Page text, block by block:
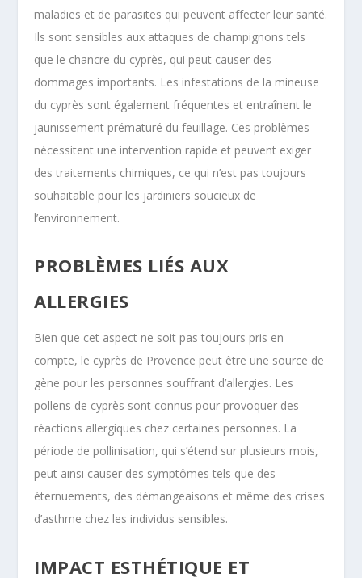
maladies et de parasites qui peuvent affecter leur santé.
Ils sont sensibles aux attaques de champignons tels
que le chancre du cyprès, qui peut causer des
dommages importants. Les infestations de la mineuse
du cyprès sont également fréquentes et entraînent le
jaunissement prématuré du feuillage. Ces problèmes
nécessitent une intervention rapide et peuvent exiger
des traitements chimiques, ce qui n’est pas toujours
souhaitable pour les jardiniers soucieux de
l’environnement.
PROBLÈMES LIÉS AUX
ALLERGIES
Bien que cet aspect ne soit pas toujours pris en
compte, le cyprès de Provence peut être une source de
gène pour les personnes souffrant d’allergies. Les
pollens de cyprès sont connus pour provoquer des
réactions allergiques chez certaines personnes. La
période de pollinisation, qui s’étend sur plusieurs mois,
peut ainsi causer des symptômes tels que des
éternuements, des démangeaisons et même des crises
d’asthme chez les individus sensibles.
IMPACT ESTHÉTIQUE ET